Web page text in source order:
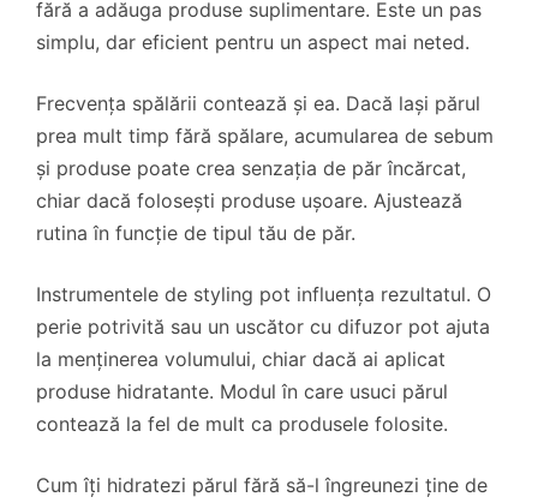
fără a adăuga produse suplimentare. Este un pas
simplu, dar eficient pentru un aspect mai neted.
Frecvența spălării contează și ea. Dacă lași părul
prea mult timp fără spălare, acumularea de sebum
și produse poate crea senzația de păr încărcat,
chiar dacă folosești produse ușoare. Ajustează
rutina în funcție de tipul tău de păr.
Instrumentele de styling pot influența rezultatul. O
perie potrivită sau un uscător cu difuzor pot ajuta
la menținerea volumului, chiar dacă ai aplicat
produse hidratante. Modul în care usuci părul
contează la fel de mult ca produsele folosite.
Cum îți hidratezi părul fără să-l îngreunezi ține de